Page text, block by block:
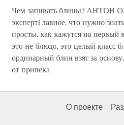
Чем запивать блины? АНТОН
экспертГлавное, что нужно
просты, как кажутся на первый
это не блюдо, это целый класс
ординарный блин взят за
от припека
О проекте